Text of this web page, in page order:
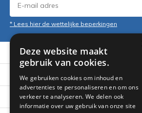
* Lees hier de wettelijke beperkingen
Klantenservice
Mijn account
Categorieën
Deze website maakt
gebruik van cookies.
We gebruiken cookies om inhoud en
advertenties te personaliseren en om ons
verkeer te analyseren. We delen ook
informatie over uw gebruik van onze site